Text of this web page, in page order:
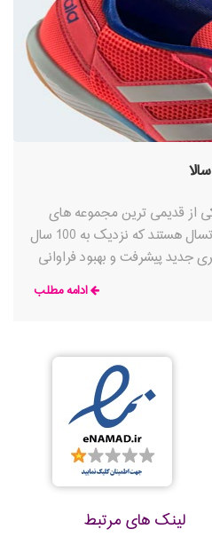
از قدیمی ترین مجموعه های
تولید کفش های اختصاصی فوتسال هستند که نزدیک به 100 سال
جدید پیشرفت و بهبود فراوانی
کفش های فوتسال آدیداس
یک بازیون حرفه ای بدون هیچ
ادامه مطلب
لینک های مرتبط